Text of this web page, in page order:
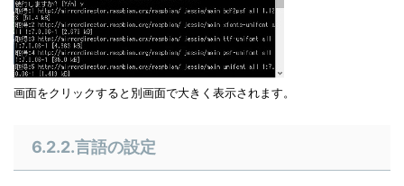
画面をクリックすると別画面で大きく表示されます。
6.2.2.言語の設定